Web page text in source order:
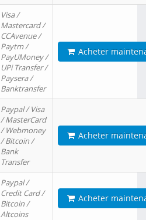
Visa /
Mastercard /
CCAvenue /
Paytm /
PayUMoney /
UPi Transfer /
Paysera /
Banktransfer
Acheter
Paypal / Visa
/ MasterCard
/ Webmoney
/ Bitcoin /
Bank
Transfer
Acheter
Paypal /
Credit Card /
Bitcoin /
Altcoins
Acheter